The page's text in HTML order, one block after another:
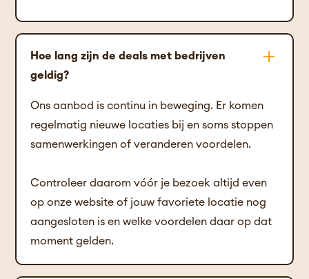
Hoe lang zijn de deals met bedrijven
geldig?
Ons aanbod is continu in beweging. Er komen
regelmatig nieuwe locaties bij en soms stoppen
samenwerkingen of veranderen voordelen.
Controleer daarom vóór je bezoek altijd even
op onze website of jouw favoriete locatie nog
aangesloten is en welke voordelen daar op dat
moment gelden.